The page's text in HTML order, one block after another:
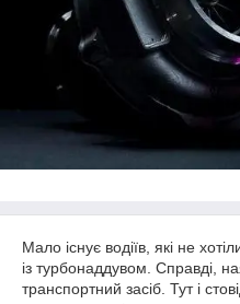
Мало існує водіїв, які не
із турбонаддувом. Справді,
транспортний засіб. Тут і